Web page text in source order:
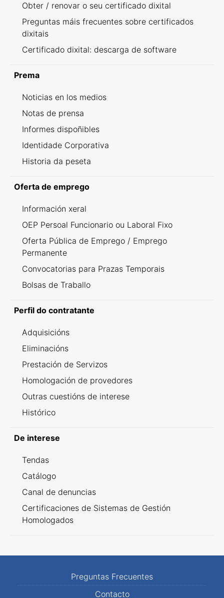
Obter / renovar o seu certificado dixital
Preguntas máis frecuentes sobre certificados
dixitais
Certificado dixital: descarga de software
Prema
Noticias en los medios
Notas de prensa
Informes dispoñibles
Identidade Corporativa
Historia da peseta
Oferta de emprego
Información xeral
OEP Persoal Funcionario ou Laboral Fixo
Oferta Pública de Emprego / Emprego
Permanente
Convocatorias para Prazas Temporais
Bolsas de Traballo
Perfil do contratante
Adquisicións
Eliminacións
Prestación de Servizos
Homologación de provedores
Outras cuestións de interese
Histórico
De interese
Tendas
Catálogo
Canal de denuncias
Certificaciones de Sistemas de Gestión
Homologados
Preguntas Frecuentes
Contacto